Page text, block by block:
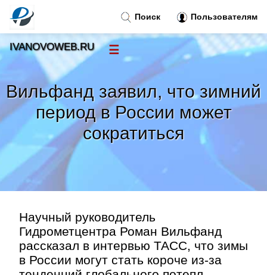
Вильфанд заявил, что зимний
период в России может
сократиться
Научный руководитель
Гидрометцентра Роман Вильфанд
рассказал в интервью ТАСС, что зимы
в России могут стать короче из-за
Поиск Пользователям
IVANOVOWEB.RU ☰
Новости
Тренды новостей »
»
Правила »